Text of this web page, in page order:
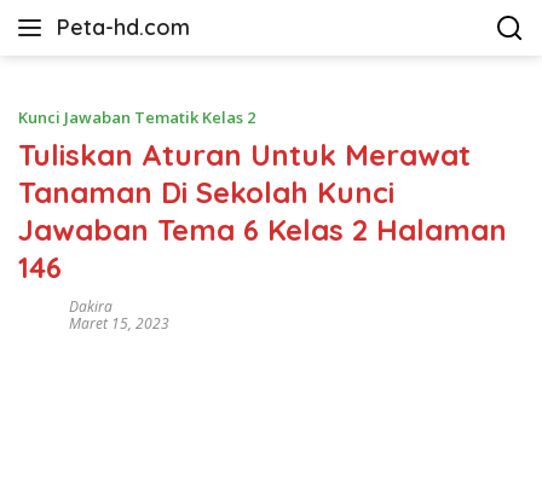
Peta-hd.com
Kumpulan
HD
Kunci Jawaban Tematik Kelas 2
Tuliskan Aturan Untuk Merawat
Tanaman Di Sekolah Kunci
Jawaban Tema 6 Kelas 2 Halaman
146
Dakira
Maret 15, 2023